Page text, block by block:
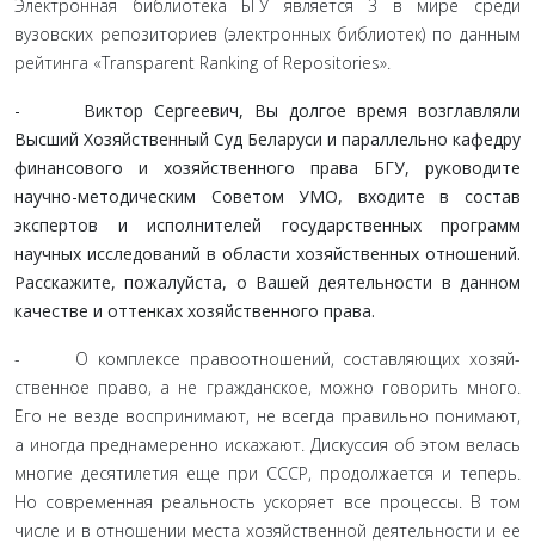
Электронная библиотека БГУ является 3 в мире среди
вузовских репозиториев (электронных библиотек) по дан­ным
рейтинга «Transparent Ranking of Repositories».
- Виктор Сергеевич, Вы долгое время возглавляли
Высший Хозяйственный Суд Беларуси и параллельно кафедру
финансового и хозяйственного права БГУ, ру­ководите
научно-методическим Советом УМО, входите в состав
экспертов и исполнителей государственных про­грамм
научных исследований в области хозяйственных отношений.
Расскажите, пожалуйста, о Вашей деятельно­сти в данном
качестве и оттенках хозяйственного права.
- О комплексе правоотношений, составляющих хозяй­
ственное право, а не гражданское, можно говорить много.
Его не везде воспринимают, не всегда правильно понимают,
а иногда преднамеренно искажают. Дискуссия об этом велась
многие десятилетия еще при СССР, продолжается и теперь.
Но современная реальность ускоряет все процессы. В том
числе и в отношении места хозяйственной деятельности и ее